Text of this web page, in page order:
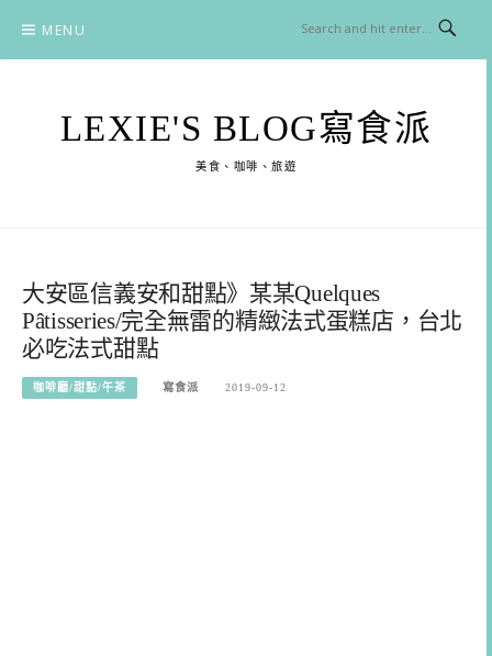
content
MENU
LEXIE'S BLOG寫食派
美食、咖啡、旅遊
大安區信義安和甜點》某某Quelques
Pâtisseries/完全無雷的精緻法式蛋糕店，台北
必吃法式甜點
咖啡廳/甜點/午茶 寫食派 2019-09-12